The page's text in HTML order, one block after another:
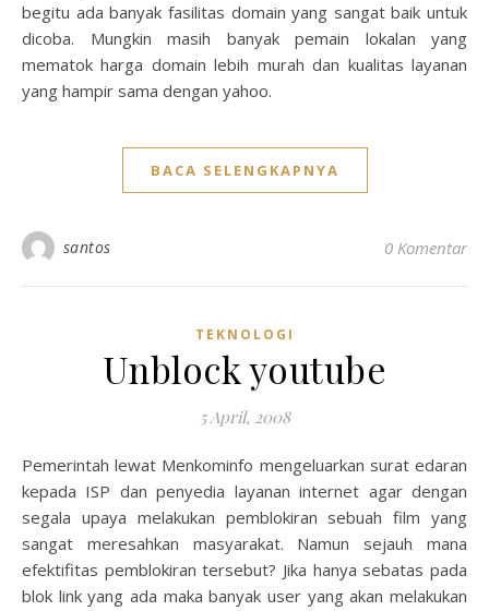
begitu ada banyak fasilitas domain yang sangat baik untuk
dicoba. Mungkin masih banyak pemain lokalan yang
mematok harga domain lebih murah dan kualitas layanan
yang hampir sama dengan yahoo.
BACA SELENGKAPNYA
santos 0 Komentar
TEKNOLOGI
Unblock youtube
5 April, 2008
Pemerintah lewat Menkominfo mengeluarkan surat edaran
kepada ISP dan penyedia layanan internet agar dengan
segala upaya melakukan pemblokiran sebuah film yang
sangat meresahkan masyarakat. Namun sejauh mana
efektifitas pemblokiran tersebut? Jika hanya sebatas pada
blok link yang ada maka banyak user yang akan melakukan